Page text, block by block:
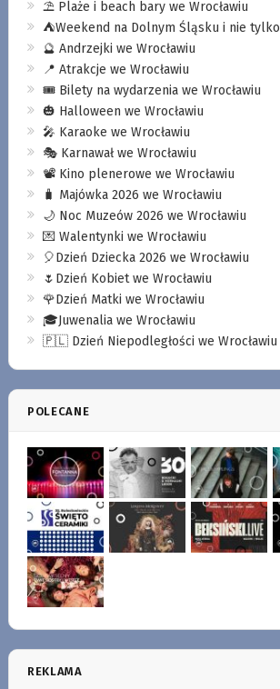
⛱️ Plaże i beach bary we Wrocławiu
⛺️Weekend na Dolnym Śląsku i nie tylko
🔮 Andrzejki we Wrocławiu
📍 Atrakcje we Wrocławiu
🎟️ Bilety na wydarzenia we Wrocławiu
🎃 Halloween we Wrocławiu
🎤 Karaoke we Wrocławiu
🎭 Karnawał we Wrocławiu
📽️ Kino plenerowe we Wrocławiu
🧳 Majówka 2026 we Wrocławiu
🌙 Noc Muzeów 2026 we Wrocławiu
💌 Walentynki we Wrocławiu
🎈Dzień Dziecka 2026 we Wrocławiu
🌷Dzień Kobiet we Wrocławiu
🌹Dzień Matki we Wrocławiu
🎓Juwenalia we Wrocławiu
🇵🇱 Dzień Niepodległości we Wrocławiu
POLECANE
REKLAMA